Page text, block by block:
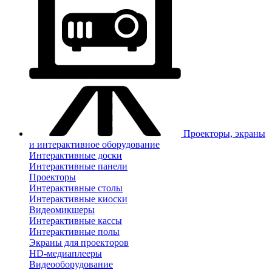
Проекторы, экраны
и интерактивное оборудование
Интерактивные доски
Интерактивные панели
Проекторы
Интерактивные столы
Интерактивные киоски
Видеомикшеры
Интерактивные кассы
Интерактивные полы
Экраны для проекторов
HD-медиаплееры
Видеооборудование